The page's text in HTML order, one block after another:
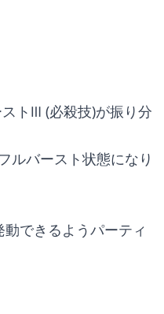
トⅢ (必殺技)が振り分
バースト状態になり
できるようパーティ